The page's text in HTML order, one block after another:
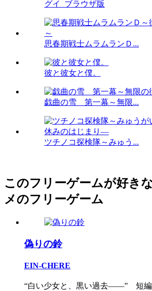
グイ_ブラウザ版
思春期戦士ムラムランＤ...
彼と彼女と僕。
戯曲の雪 第一幕～無限...
ツチノコ探検隊～みゅう...
このフリーゲームが好き
メのフリーゲーム
偽りの鈴
EIN-CHERE
“白い少女と、黒い過去――” 短編